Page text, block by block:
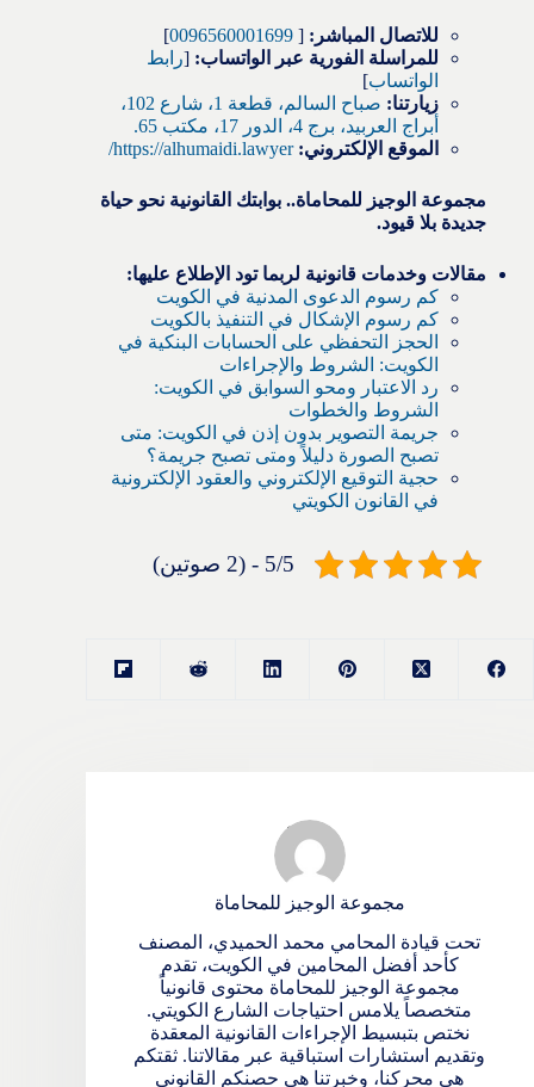
للاتصال المباشر: [
0096560001699
]
للمراسلة الفورية عبر الواتساب: [رابط
الواتساب]
زيارتنا:
صباح السالم، قطعة 1، شارع 102،
أبراج العربيد، برج 4، الدور 17، مكتب 65.
الموقع الإلكتروني: https://alhumaidi.lawyer/
مجموعة الوجيز للمحاماة.. بوابتك القانونية نحو حياة
جديدة بلا قيود.
مقالات وخدمات قانونية لربما تود الإطلاع عليها:
كم رسوم الدعوى المدنية في الكويت
كم رسوم الإشكال في التنفيذ بالكويت
الحجز التحفظي على الحسابات البنكية في
الكويت: الشروط والإجراءات
رد الاعتبار ومحو السوابق في الكويت:
الشروط والخطوات
جريمة التصوير بدون إذن في الكويت: متى
تصبح الصورة دليلاً ومتى تصبح جريمة؟
حجية التوقيع الإلكتروني والعقود الإلكترونية
في القانون الكويتي
5/5 - (2 صوتين)
مجموعة الوجيز للمحاماة
تحت قيادة المحامي محمد الحميدي، المصنف
كأحد أفضل المحامين في الكويت، تقدم
مجموعة الوجيز للمحاماة محتوى قانونياً
متخصصاً يلامس احتياجات الشارع الكويتي.
نختص بتبسيط الإجراءات القانونية المعقدة
وتقديم استشارات استباقية عبر مقالاتنا. ثقتكم
هي محركنا، وخبرتنا هي حصنكم القانوني